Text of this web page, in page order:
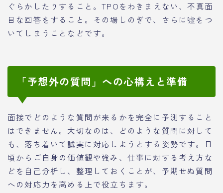
ぐらかしたりすること。TPOをわきまえない、不真面
目な回答をすること。その場しのぎで、さらに嘘をつ
いてしまうことなどです。
「予想外の質問」への心構えと準備
面接でどのような質問が来るかを完全に予測すること
はできません。大切なのは、どのような質問に対して
も、落ち着いて誠実に対応しようとする姿勢です。日
頃からご自身の価値観や強み、仕事に対する考え方な
どを自己分析し、整理しておくことが、予期せぬ質問
への対応力を高める上で役立ちます。